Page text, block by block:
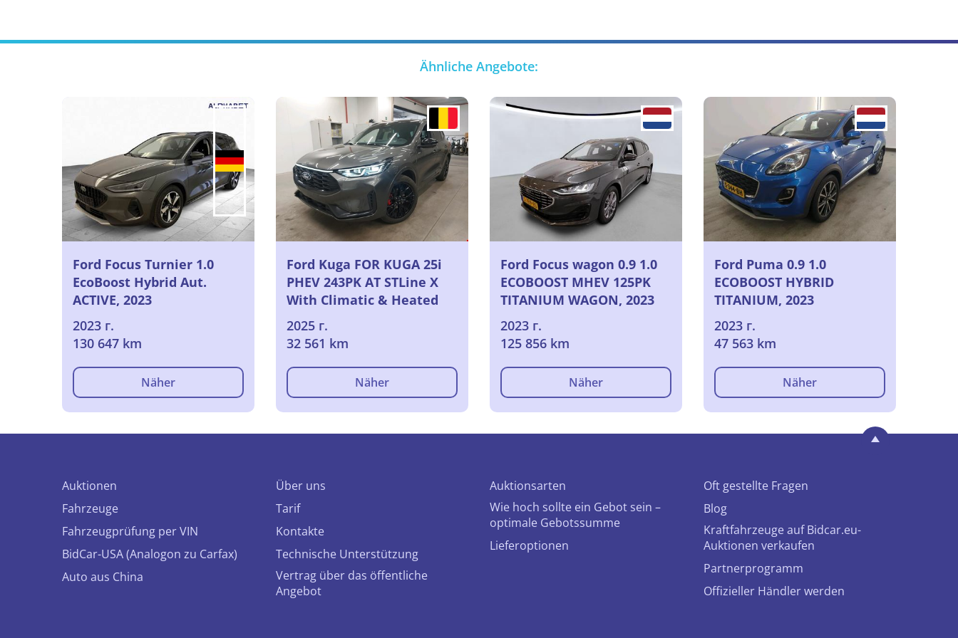
Ähnliche Angebote:
Ford Focus Turnier 1.0
EcoBoost Hybrid Aut.
ACTIVE, 2023
2023 г.
130 647 km
Näher
Ford Kuga FOR KUGA 25i
PHEV 243PK AT STLine X
With Climatic & Heated
Electric Seats & Winter
Pack & Head Up & Black
Pack & Electric Pano R
2025 г.
32 561 km
Näher
Ford Focus wagon 0.9 1.0
ECOBOOST MHEV 125PK
TITANIUM WAGON, 2023
2023 г.
125 856 km
Näher
Ford Puma 0.9 1.0
ECOBOOST HYBRID
TITANIUM, 2023
2023 г.
47 563 km
Näher
Auktionen
Fahrzeuge
Fahrzeugprüfung per VIN
BidCar-USA (Analogon zu Carfax)
Auto aus China
Über uns
Tarif
Kontakte
Technische Unterstützung
Vertrag über das öffentliche
Angebot
Auktionsarten
Wie hoch sollte ein Gebot sein –
optimale Gebotssumme
Lieferoptionen
Oft gestellte Fragen
Blog
Kraftfahrzeuge auf Bidcar.eu-
Auktionen verkaufen
Partnerprogramm
Offizieller Händler werden